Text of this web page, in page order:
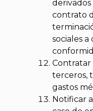
derivados
contrato
sociales
Contratar
terceros,
gastos
Notificar